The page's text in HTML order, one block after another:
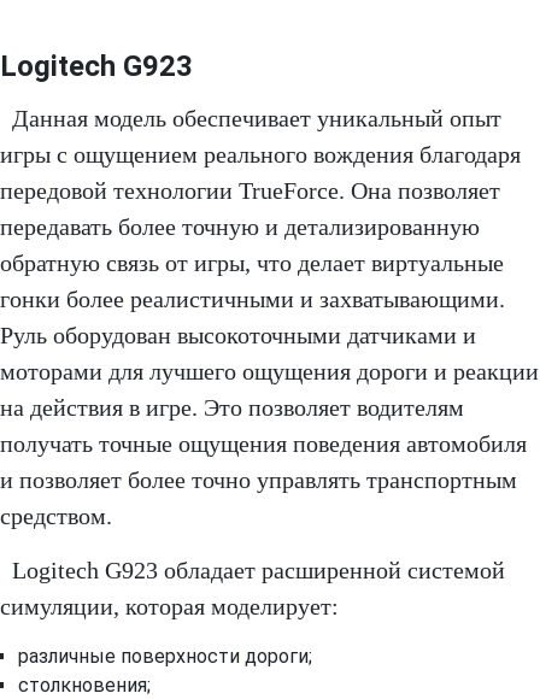
Logitech G923
Данная модель обеспечивает уникальный опыт
игры с ощущением реального вождения благодаря
передовой технологии TrueForce. Она позволяет
передавать более точную и детализированную
обратную связь от игры, что делает виртуальные
гонки более реалистичными и захватывающими.
Руль оборудован высокоточными датчиками и
моторами для лучшего ощущения дороги и реакции
на действия в игре. Это позволяет водителям
получать точные ощущения поведения автомобиля
и позволяет более точно управлять транспортным
средством.
Logitech G923 обладает расширенной системой
симуляции, которая моделирует:
различные поверхности дороги;
столкновения;